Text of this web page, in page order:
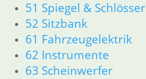
51 Spiegel & Schlösser
52 Sitzbank
61 Fahrzeugelektrik
62 Instrumente
63 Scheinwerfer